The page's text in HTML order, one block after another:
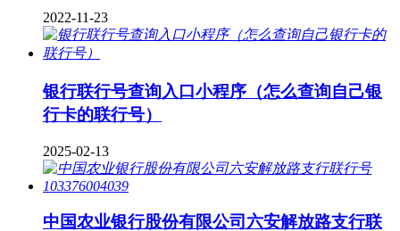
2022-11-23
银行联行号查询入口小程序（怎么查询自己银
行卡的联行号）
2025-02-13
中国农业银行股份有限公司六安解放路支行联